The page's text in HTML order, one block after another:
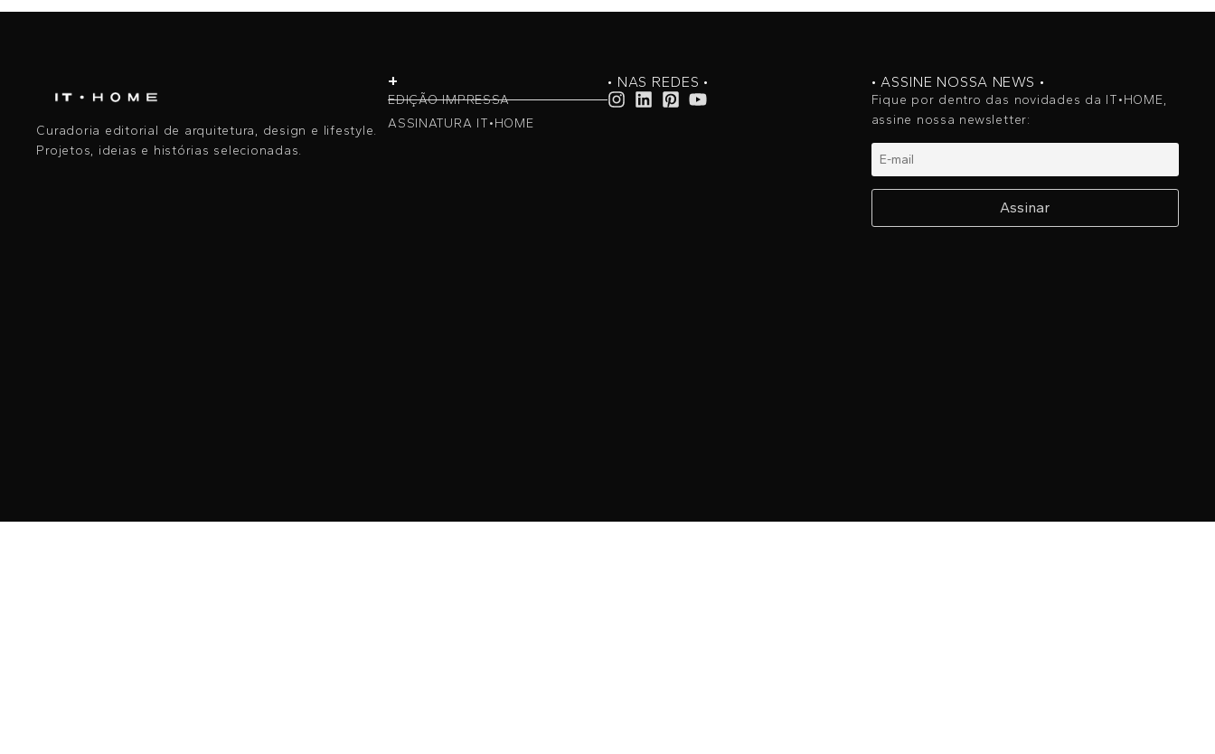
Curadoria editorial de arquitetura, design e lifestyle.
Projetos, ideias e histórias selecionadas.
+
EDIÇÃO IMPRESSA
ASSINATURA IT•HOME
• NAS REDES • • ASSINE NOSSA NEWS •
Fique por dentro das novidades da IT•HOME,
assine nossa newsletter: